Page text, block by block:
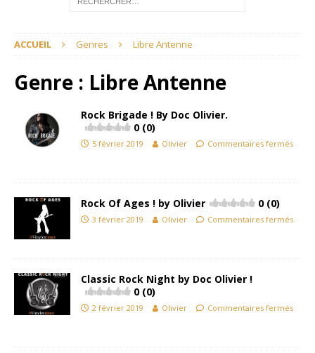
ACCUEIL Genres Libre Antenne
Genre : Libre Antenne
Rock Brigade ! By Doc Olivier.
0 (0)
5 février 2019 Olivier Commentaires fermés
Rock Of Ages ! by Olivier 0 (0)
3 février 2019 Olivier Commentaires fermés
Classic Rock Night by Doc Olivier !
0 (0)
2 février 2019 Olivier Commentaires fermés